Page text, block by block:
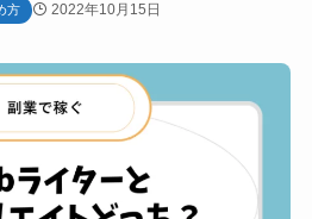
方 2022年10月15日